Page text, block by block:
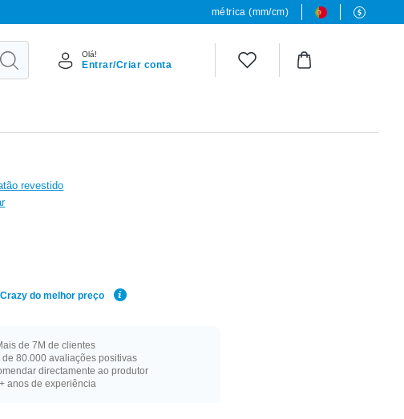
métrica (mm/cm)
Olá!
Entrar/Criar conta
revestido
do melhor preço
de 7M de clientes
de 80.000 avaliações positivas
directamente ao produtor
anos de experiência